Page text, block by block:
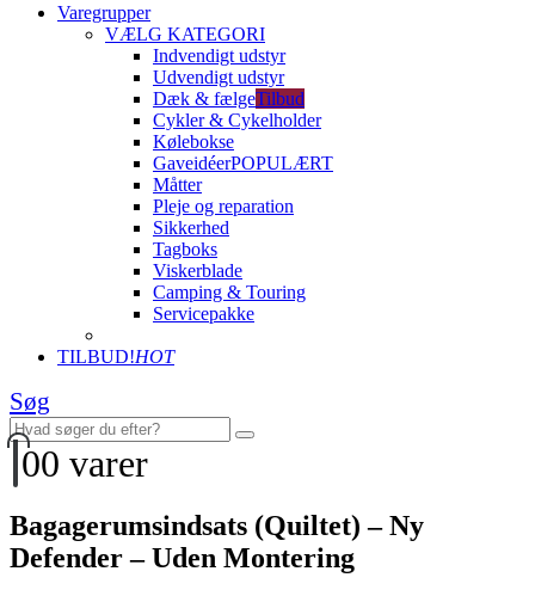
Varegrupper
VÆLG KATEGORI
Indvendigt udstyr
Udvendigt udstyr
Dæk & fælgeTilbud
Cykler & Cykelholder
Kølebokse
GaveidéerPOPULÆRT
Måtter
Pleje og reparation
Sikkerhed
Tagboks
Viskerblade
Camping & Touring
Servicepakke
TILBUD!HOT
Søg
00 varer
Bagagerumsindsats (Quiltet) – Ny
Defender – Uden Montering